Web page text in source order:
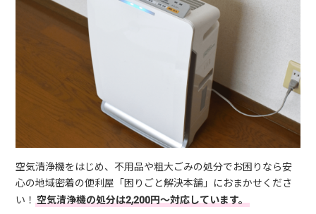
空気清浄機をはじめ、不用品や粗大ごみの処分でお困りなら安
心の地域密着の便利屋「困りごと解決本舗」におまかせくださ
い！空気清浄機の処分は2,200円～対応しています。